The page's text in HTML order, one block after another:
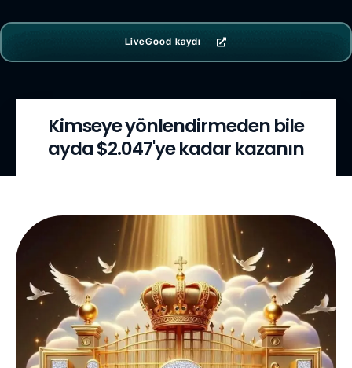
LiveGood kaydı
Kimseye yönlendirmeden bile
ayda $2.047'ye kadar kazanın